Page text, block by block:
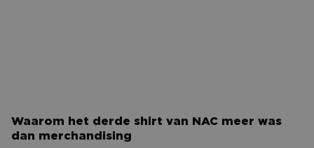
Waarom het derde shirt van NAC meer was
dan merchandising